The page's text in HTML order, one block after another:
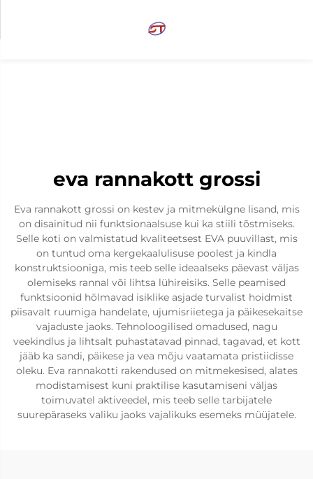
eva rannakott grossi
Eva rannakott grossi on kestev ja mitmekülgne lisand, mis
on disainitud nii funktsionaalsuse kui ka stiili tõstmiseks.
Selle koti on valmistatud kvaliteetsest EVA puuvillast, mis
on tuntud oma kergekaalulisuse poolest ja kindla
konstruktsiooniga, mis teeb selle ideaalseks päevast väljas
olemiseks rannal või lihtsa lühireisiks. Selle peamised
funktsioonid hõlmavad isiklike asjade turvalist hoidmist
piisavalt ruumiga handelate, ujumisriietega ja päikesekaitse
vajaduste jaoks. Tehnoloogilised omadused, nagu
veekindlus ja lihtsalt puhastatavad pinnad, tagavad, et kott
jääb ka sandi, päikese ja vea mõju vaatamata pristiidisse
oleku. Eva rannakotti rakendused on mitmekesised, alates
modistamisest kuni praktilise kasutamiseni väljas
toimuvatel aktiveedel, mis teeb selle tarbijatele
suurepäraseks valiku jaoks vajalikuks esemeks müüjatele.